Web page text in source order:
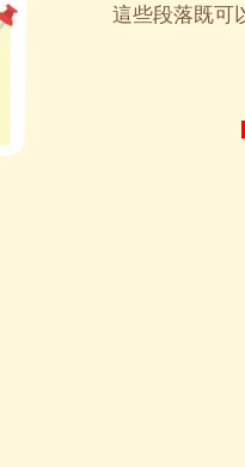
這些段落既可